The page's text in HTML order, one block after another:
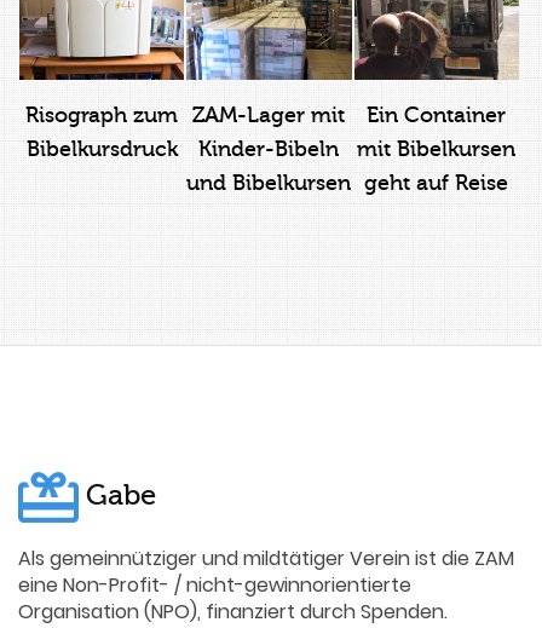
Risograph zum
Bibelkursdruck
ZAM-Lager mit
Kinder-Bibeln
und Bibelkursen
Ein Container
mit Bibelkursen
geht auf Reise
Gabe
Als gemeinnütziger und mildtätiger Verein ist die ZAM
eine Non-Profit- / nicht-gewinnorientierte
Organisation (NPO), finanziert durch Spenden.